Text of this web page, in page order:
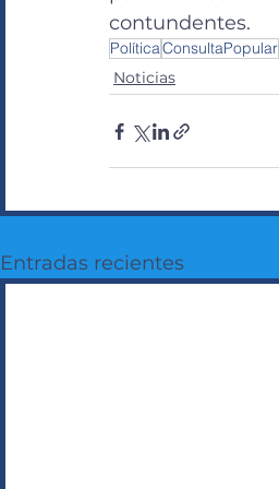
contundentes.
PolíticaConsultaPopular
Noticias
Entradas recientes